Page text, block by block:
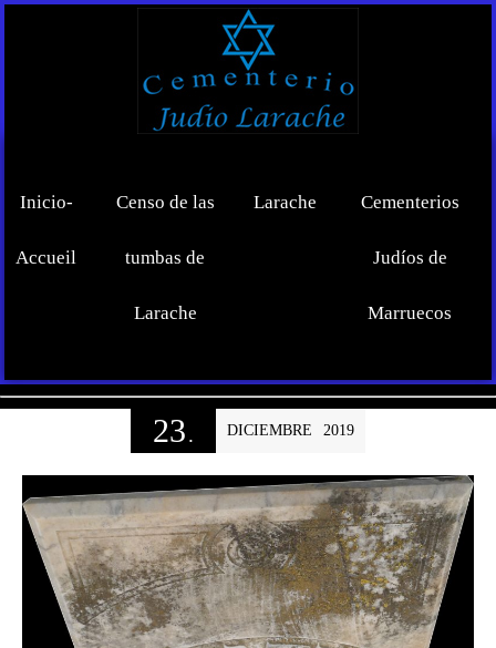
Inicio-
Accueil
Censo de las
tumbas de
Larache
Larache Cementerios
Judíos de
Marruecos
23. DICIEMBRE 2019